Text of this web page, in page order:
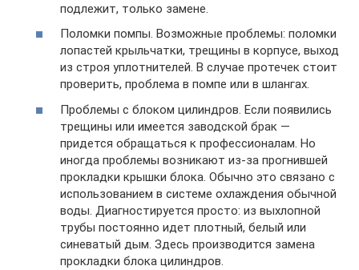
подлежит, только замене.
Поломки помпы. Возможные проблемы: поломки
лопастей крыльчатки, трещины в корпусе, выход
из строя уплотнителей. В случае протечек стоит
проверить, проблема в помпе или в шлангах.
Проблемы с блоком цилиндров. Если появились
трещины или имеется заводской брак —
придется обращаться к профессионалам. Но
иногда проблемы возникают из-за прогнившей
прокладки крышки блока. Обычно это связано с
использованием в системе охлаждения обычной
воды. Диагностируется просто: из выхлопной
трубы постоянно идет плотный, белый или
синеватый дым. Здесь производится замена
прокладки блока цилиндров.